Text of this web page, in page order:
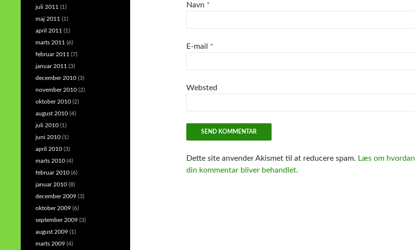
Navn *
E-mail *
Websted
Dette site anvender Akismet til at reducere spam. Læs om hvordan
din kommentar bliver behandlet.
juli 2011 (1)
maj 2011 (1)
april 2011 (1)
marts 2011 (6)
februar 2011 (7)
januar 2011 (3)
december 2010 (3)
november 2010 (2)
oktober 2010 (2)
august 2010 (4)
juli 2010 (1)
juni 2010 (1)
april 2010 (3)
marts 2010 (4)
februar 2010 (6)
januar 2010 (8)
december 2009 (3)
oktober 2009 (6)
september 2009 (3)
august 2009 (1)
marts 2009 (4)